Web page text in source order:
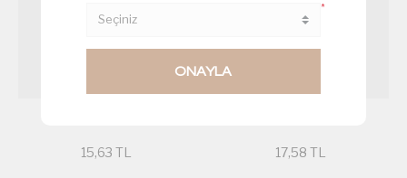
15,63 TL 17,58 TL
*
ONAYLA